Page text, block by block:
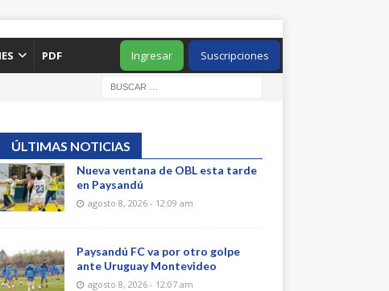
PDF Suscripciones
Ingresar
ÚLTIMAS NOTICIAS
Nueva ventana de OBL esta tarde
en Paysandú
agosto 8, 2026 - 12:09 am
Paysandú FC va por otro golpe
ante Uruguay Montevideo
agosto 8, 2026 - 12:07 am